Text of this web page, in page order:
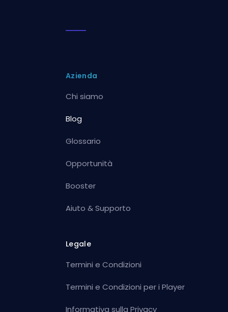
Azienda
Chi siamo
Blog
Glossario
Opportunità
Booster
Aiuto & Supporto
Legale
Termini e Condizioni
Termini e Condizioni per i Player
Informativa sulla Privacy